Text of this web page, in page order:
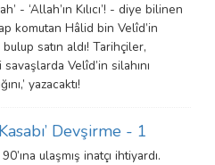
- ‘Allah’ın Kılıcı’! - diye bilinen
komutan Hâlid bin Velîd’in
bulup satın aldı! Tarihçiler,
savaşlarda Velîd’in silahını
yazacaktı!
Devşirme - 1
ulaşmış inatçı ihtiyardı.